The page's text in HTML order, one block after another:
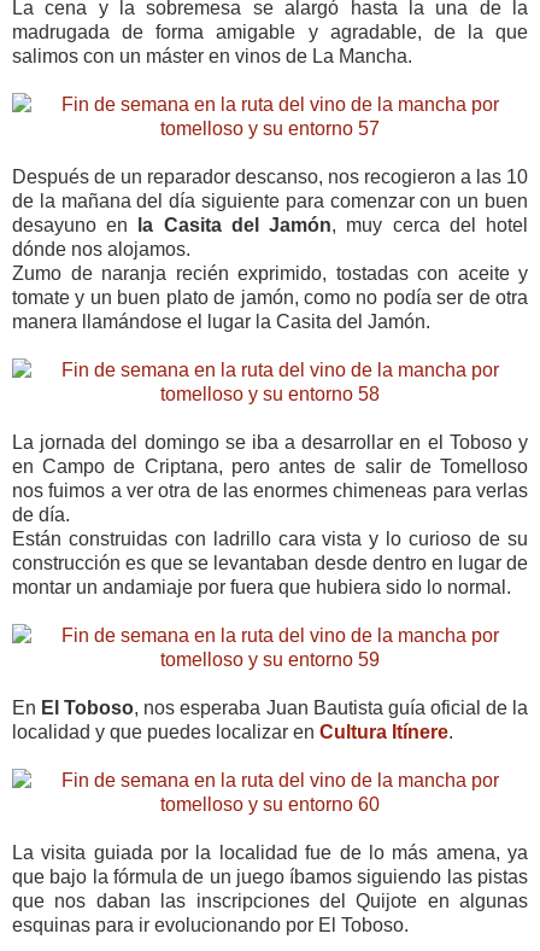
La cena y la sobremesa se alargó hasta la una de la
madrugada de forma amigable y agradable, de la que
salimos con un máster en vinos de La Mancha.
Después de un reparador descanso, nos recogieron a las 10
de la mañana del día siguiente para comenzar con un buen
desayuno en
la Casita del Jamón, muy cerca del hotel
dónde nos alojamos.
Zumo de naranja recién exprimido, tostadas con aceite y
tomate y un buen plato de jamón, como no podía ser de otra
manera llamándose el lugar la Casita del Jamón.
La jornada del domingo se iba a desarrollar en el Toboso y
en Campo de Criptana, pero antes de salir de Tomelloso
nos fuimos a ver otra de las enormes chimeneas para verlas
de día.
Están construidas con ladrillo cara vista y lo curioso de su
construcción es que se levantaban desde dentro en lugar de
montar un andamiaje por fuera que hubiera sido lo normal.
En El Toboso, nos esperaba Juan Bautista guía oficial de la
localidad y que puedes localizar en Cultura Itínere.
La visita guiada por la localidad fue de lo más amena, ya
que bajo la fórmula de un juego íbamos siguiendo las pistas
que nos daban las inscripciones del Quijote en algunas
esquinas para ir evolucionando por El Toboso.